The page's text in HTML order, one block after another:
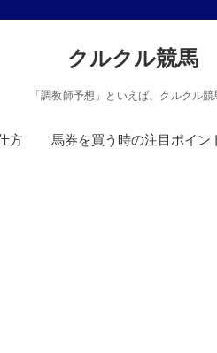
クルクル競馬
「調教師予想」といえば、クルクル競
方 馬券を買う時の注目ポイン